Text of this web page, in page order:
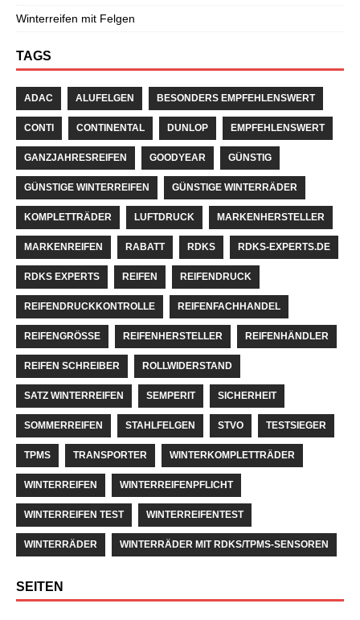
Winterreifen mit Felgen
TAGS
ADAC ALUFELGEN BESONDERS EMPFEHLENSWERT
CONTI CONTINENTAL DUNLOP EMPFEHLENSWERT
GANZJAHRESREIFEN GOODYEAR GÜNSTIG
GÜNSTIGE WINTERREIFEN GÜNSTIGE WINTERRÄDER
KOMPLETTRÄDER LUFTDRUCK MARKENHERSTELLER
MARKENREIFEN RABATT RDKS RDKS-EXPERTS.DE
RDKS EXPERTS REIFEN REIFENDRUCK
REIFENDRUCKKONTROLLE REIFENFACHHANDEL
REIFENGRÖSSE REIFENHERSTELLER REIFENHÄNDLER
REIFEN SCHREIBER ROLLWIDERSTAND
SATZ WINTERREIFEN SEMPERIT SICHERHEIT
SOMMERREIFEN STAHLFELGEN STVO TESTSIEGER
TPMS TRANSPORTER WINTERKOMPLETTRÄDER
WINTERREIFEN WINTERREIFENPFLICHT
WINTERREIFEN TEST WINTERREIFENTEST
WINTERRÄDER WINTERRÄDER MIT RDKS/TPMS-SENSOREN
SEITEN